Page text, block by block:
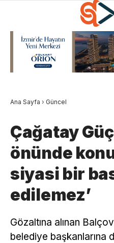
Ana Sayfa › Güncel
Çağatay
önünde
siyasi bir
edilemez’
Gözaltına alınan
belediye başkanlarına